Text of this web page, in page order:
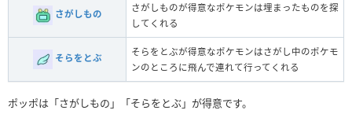
さがしもの
さがしものが得意なポケモンは埋まったものを探
してくれる
そらをとぶ
そらをとぶが得意なポケモンはさがし中のポケモ
ンのところに飛んで連れて行ってくれる
ポッポは「さがしもの」「そらをとぶ」が得意です。